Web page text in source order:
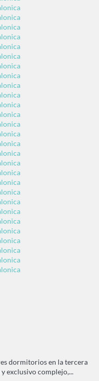
dormitorios en la tercera
exclusivo complejo,...